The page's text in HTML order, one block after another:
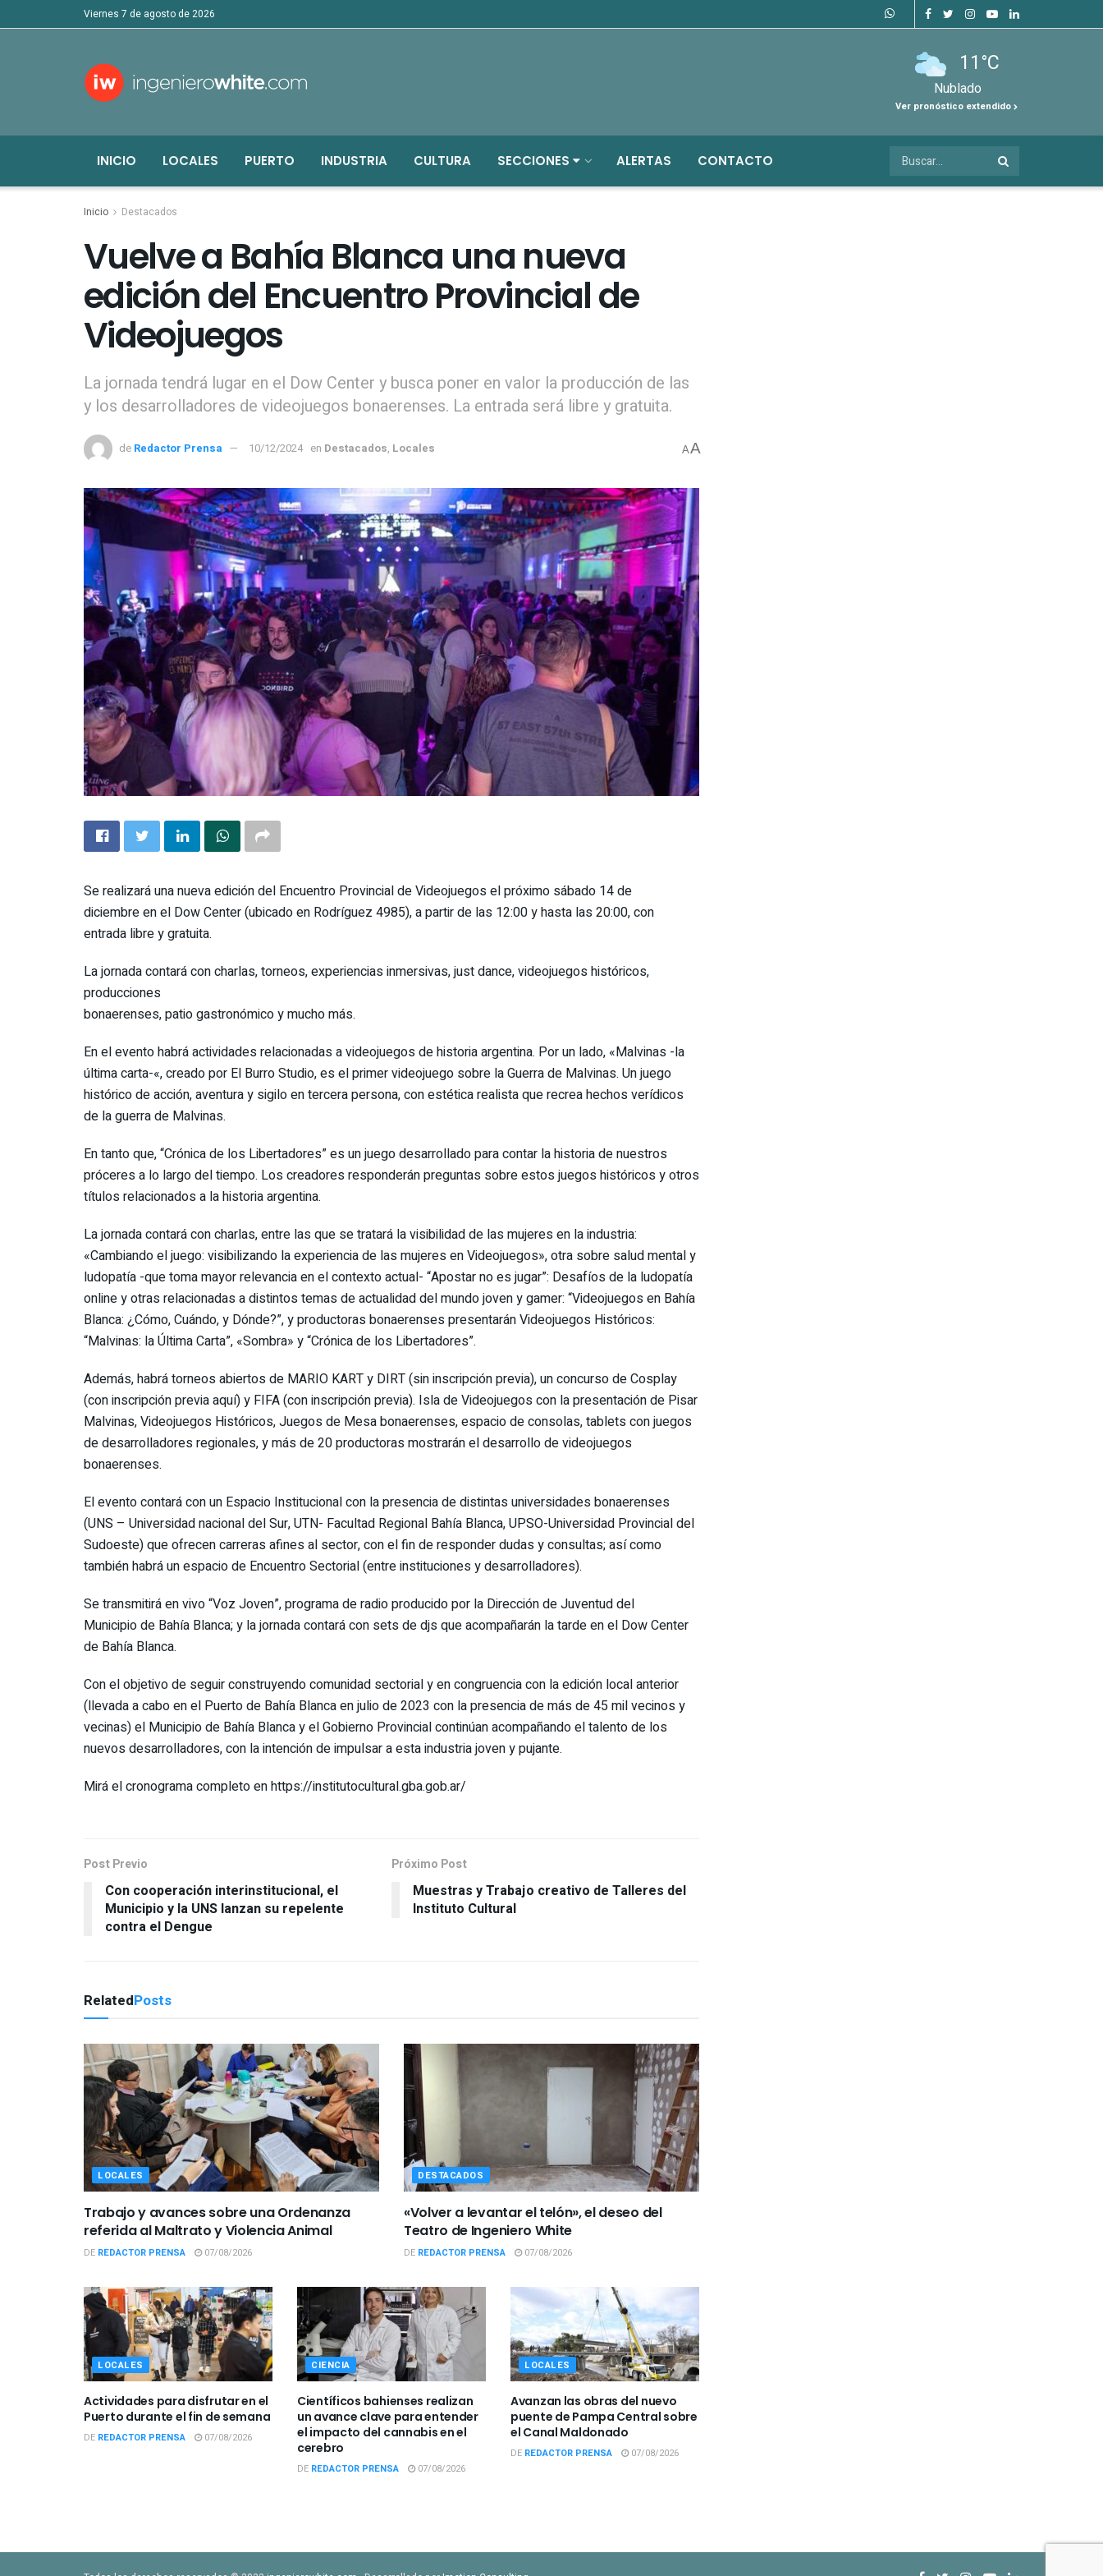
viernes 7 de agosto de 2026
11°C
Nublado
Ver pronóstico extendido
INICIO LOCALES PUERTO INDUSTRIA CULTURA SECCIONES ALERTAS CONTACTO
Inicio Destacados
Vuelve a Bahía Blanca una nueva
edición del Encuentro Provincial de
Videojuegos
La jornada tendrá lugar en el Dow Center y busca poner en valor la producción de las
y los desarrolladores de videojuegos bonaerenses. La entrada será libre y gratuita.
de Redactor Prensa 10/12/2024 en Destacados, Locales AA
Se realizará una nueva edición del Encuentro Provincial de Videojuegos el próximo sábado 14 de
diciembre en el Dow Center (ubicado en Rodríguez 4985), a partir de las 12:00 y hasta las 20:00, con
entrada libre y gratuita.
La jornada contará con charlas, torneos, experiencias inmersivas, just dance, videojuegos históricos,
producciones
bonaerenses, patio gastronómico y mucho más.
En el evento habrá actividades relacionadas a videojuegos de historia argentina. Por un lado, «Malvinas -la
última carta-«, creado por El Burro Studio, es el primer videojuego sobre la Guerra de Malvinas. Un juego
histórico de acción, aventura y sigilo en tercera persona, con estética realista que recrea hechos verídicos
de la guerra de Malvinas.
En tanto que, “Crónica de los Libertadores” es un juego desarrollado para contar la historia de nuestros
próceres a lo largo del tiempo. Los creadores responderán preguntas sobre estos juegos históricos y otros
títulos relacionados a la historia argentina.
La jornada contará con charlas, entre las que se tratará la visibilidad de las mujeres en la industria:
«Cambiando el juego: visibilizando la experiencia de las mujeres en Videojuegos», otra sobre salud mental y
ludopatía -que toma mayor relevancia en el contexto actual- “Apostar no es jugar”: Desafíos de la ludopatía
online y otras relacionadas a distintos temas de actualidad del mundo joven y gamer: “Videojuegos en Bahía
Blanca: ¿Cómo, Cuándo, y Dónde?”, y productoras bonaerenses presentarán Videojuegos Históricos:
“Malvinas: la Última Carta”, «Sombra» y “Crónica de los Libertadores”.
Además, habrá torneos abiertos de MARIO KART y DIRT (sin inscripción previa), un concurso de Cosplay
(con inscripción previa aquí) y FIFA (con inscripción previa). Isla de Videojuegos con la presentación de Pisar
Malvinas, Videojuegos Históricos, Juegos de Mesa bonaerenses, espacio de consolas, tablets con juegos
de desarrolladores regionales, y más de 20 productoras mostrarán el desarrollo de videojuegos
bonaerenses.
El evento contará con un Espacio Institucional con la presencia de distintas universidades bonaerenses
(UNS – Universidad nacional del Sur, UTN- Facultad Regional Bahía Blanca, UPSO-Universidad Provincial del
Sudoeste) que ofrecen carreras afines al sector, con el fin de responder dudas y consultas; así como
también habrá un espacio de Encuentro Sectorial (entre instituciones y desarrolladores).
Se transmitirá en vivo “Voz Joven”, programa de radio producido por la Dirección de Juventud del
Municipio de Bahía Blanca; y la jornada contará con sets de djs que acompañarán la tarde en el Dow Center
de Bahía Blanca.
Con el objetivo de seguir construyendo comunidad sectorial y en congruencia con la edición local anterior
(llevada a cabo en el Puerto de Bahía Blanca en julio de 2023 con la presencia de más de 45 mil vecinos y
vecinas) el Municipio de Bahía Blanca y el Gobierno Provincial continúan acompañando el talento de los
nuevos desarrolladores, con la intención de impulsar a esta industria joven y pujante.
Mirá el cronograma completo en https://institutocultural.gba.gob.ar/
Post Previo
Con cooperación interinstitucional, el
Municipio y la UNS lanzan su repelente
contra el Dengue
Próximo Post
Muestras y Trabajo creativo de Talleres del
Instituto Cultural
RelatedPosts
LOCALES
Trabajo y avances sobre una Ordenanza
referida al Maltrato y Violencia Animal
DE REDACTOR PRENSA 07/08/2026
DESTACADOS
«Volver a levantar el telón», el deseo del
Teatro de Ingeniero White
DE REDACTOR PRENSA 07/08/2026
LOCALES
Actividades para disfrutar en el
Puerto durante el fin de semana
DE REDACTOR PRENSA 07/08/2026
CIENCIA
Científicos bahienses realizan
un avance clave para entender
el impacto del cannabis en el
cerebro
DE REDACTOR PRENSA 07/08/2026
LOCALES
Avanzan las obras del nuevo
puente de Pampa Central sobre
el Canal Maldonado
DE REDACTOR PRENSA 07/08/2026